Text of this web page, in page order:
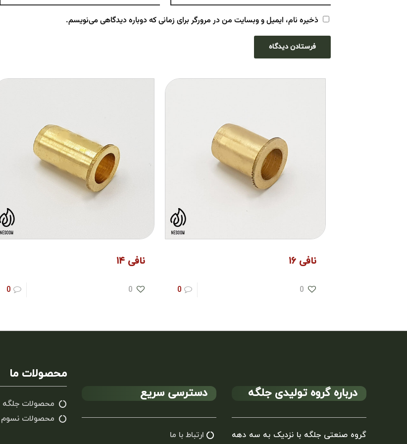
ذخیره نام، ایمیل و وبسایت من در مرورگر برای زمانی که دوباره دیدگاهی می‌نویسم.
نافی ۱۶
0
0
نافی ۱۴
0
0
درباره گروه تولیدی جلگه
گروه صنعتی جلگه با نزدیک به سه دهه
دسترسی سریع
ارتباط با ما
محصولات ما
محصولات جلگه
محصولات نسوم